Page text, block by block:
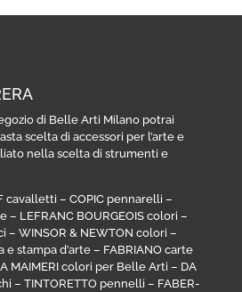
di Belle Arti Milano potrai
scelta di accessori per l’arte e
nella scelta di strumenti e
cavalletti – COPIC pennarelli –
– LEFRANC BOURGEOIS colori –
– WINSOR & NEWTON colori –
e stampa d’arte– FABRIANO carte
MAIMERI colori per Belle Arti – DA
– TINTORETTO pennelli – FABER-